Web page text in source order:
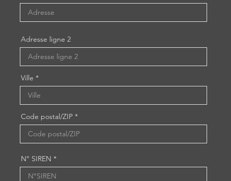
Adresse ligne 2
Ville
Code postal/ZIP
N° SIREN